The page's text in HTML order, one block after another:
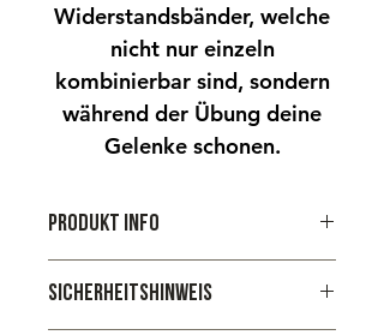
Widerstandsbänder, welche
nicht nur einzeln
kombinierbar sind, sondern
während der Übung deine
Gelenke schonen.
Produkt Info
bist du noch freier in deinem
Training. Von Bizeps, über
Sicherheitshinweis